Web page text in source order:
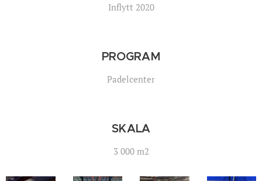
Inflytt 2020
PROGRAM
Padelcenter
SKALA
3 000 m2